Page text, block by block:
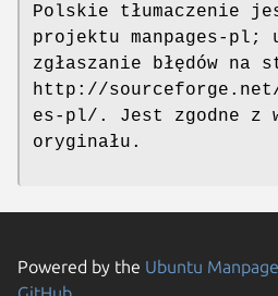
Polskie tłumaczenie
projektu manpages-pl;
zgłaszanie błędów na
http://sourceforge.net/
es-pl/. Jest zgodne z
oryginału.
Powered by the Ubuntu